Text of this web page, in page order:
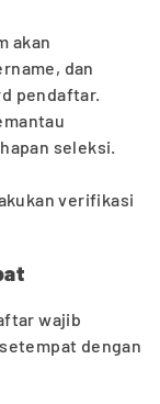
akan
dan
pendaftar.
seleksi.
verifikasi
wajib
dengan